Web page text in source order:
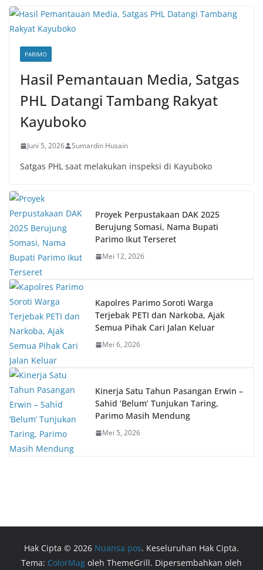
PARIMO
Hasil Pemantauan Media, Satgas
PHL Datangi Tambang Rakyat
Kayuboko
Juni 5, 2026 Sumardin Husain
Satgas PHL saat melakukan inspeksi di Kayuboko
Proyek Perpustakaan DAK 2025
Berujung Somasi, Nama Bupati
Parimo Ikut Terseret
Mei 12, 2026
Kapolres Parimo Soroti Warga
Terjebak PETI dan Narkoba, Ajak
Semua Pihak Cari Jalan Keluar
Mei 6, 2026
Kinerja Satu Tahun Pasangan Erwin –
Sahid ‘Belum’ Tunjukan Taring,
Parimo Masih Mendung
Mei 5, 2026
Hak Cipta © 2026 Nuansa pos. Keseluruhan Hak Cipta.
Tema: ColorMag oleh ThemeGrill. Dipersembahkan oleh